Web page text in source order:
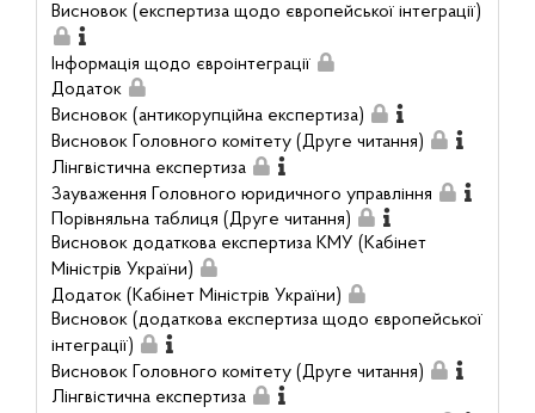
Висновок (експертиза щодо європейської інтеграції)
Інформація щодо євроінтеграції
Додаток
Висновок (антикорупційна експертиза)
Висновок Головного комітету (Друге читання)
Лінгвістична експертиза
Зауваження Головного юридичного управління
Порівняльна таблиця (Друге читання)
Висновок додаткова експертиза КМУ (Кабінет
Міністрів України)
Додаток (Кабінет Міністрів України)
Висновок (додаткова експертиза щодо європейської
інтеграції)
Висновок Головного комітету (Друге читання)
Лінгвістична експертиза